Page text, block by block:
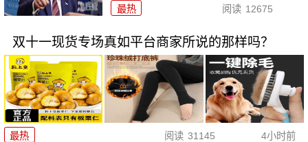
最热 阅读 12675
双十一现货专场真如平台商家所说的那样吗？
最热 阅读 31145 4小时前